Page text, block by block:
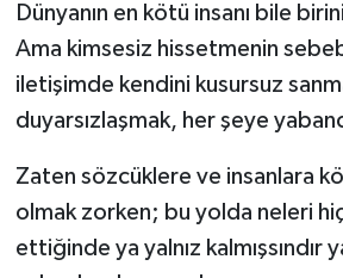
Dünyanın en kötü insanı bile
Ama kimsesiz hissetmenin
iletişimde kendini kusursuz
duyarsızlaşmak, her şeye
Zaten sözcüklere ve insanlara
olmak zorken; bu yolda neleri
ettiğinde ya yalnız kalmışsındır